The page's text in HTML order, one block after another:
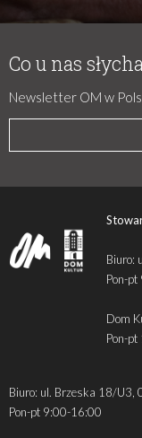
Co u nas
Newsletter OM w
Biuro:
Pon-
Dom
Pon-
Biuro: ul. Brzeska 18/
Pon-pt 9:00-16:00